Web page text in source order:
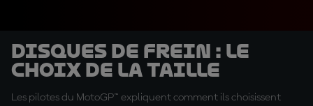
Disques de frein : le
choix de la taille
Les pilotes du MotoGP™ expliquent comment ils choisissent